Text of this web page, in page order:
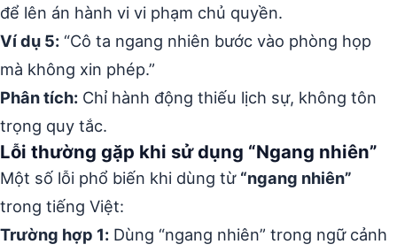
để lên án hành vi vi phạm chủ quyền.
Ví dụ 5: “Cô ta ngang nhiên bước vào phòng họp
mà không xin phép.”
Phân tích: Chỉ hành động thiếu lịch sự, không tôn
trọng quy tắc.
Lỗi thường gặp khi sử dụng “Ngang nhiên”
Một số lỗi phổ biến khi dùng từ “ngang nhiên”
trong tiếng Việt:
Trường hợp 1: Dùng “ngang nhiên” trong ngữ cảnh